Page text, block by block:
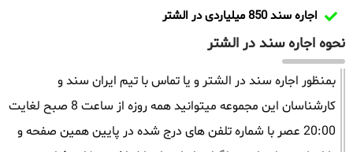
اجاره سند 850 میلیاردی در الشتر
نحوه اجاره سند در الشتر
بمنظور اجاره سند در الشتر و یا تماس با تیم ایران سند و
کارشناسان این مجموعه میتوانید همه روزه از ساعت 8 صبح لغایت
20:00 عصر با شماره تلفن های درج شده در پایین همین صفحه و